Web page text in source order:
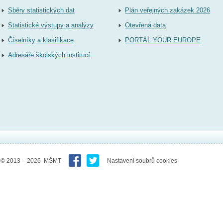
Sběry statistických dat
Statistické výstupy a analýzy
Číselníky a klasifikace
Adresáře školských institucí
Plán veřejných zakázek 2026
Otevřená data
PORTÁL YOUR EUROPE
© 2013 – 2026 MŠMT Nastavení soubrů cookies